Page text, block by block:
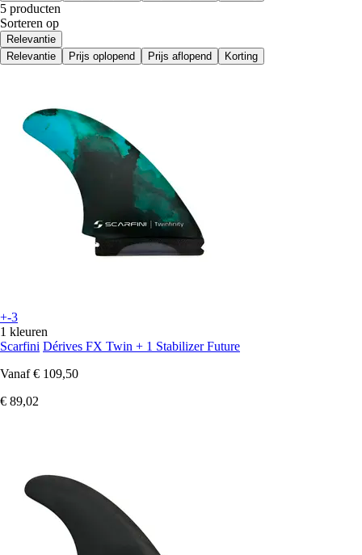
5 producten
Sorteren op
Relevantie
Relevantie
Prijs oplopend Prijs aflopend Korting
+-3
1 kleuren
Scarfini Dérives FX Twin + 1 Stabilizer Future
Vanaf € 109,50
€ 89,02